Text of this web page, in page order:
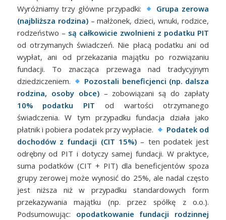
Wyróżniamy trzy główne przypadki:
Grupa zerowa
(najbliższa rodzina)– małżonek, dzieci, wnuki, rodzice,
rodzeństwo – są całkowicie zwolnieni z podatku PIT
od otrzymanych świadczeń. Nie płacą podatku ani od
wypłat, ani od przekazania majątku po rozwiązaniu
fundacji. To znacząca przewaga nad tradycyjnym
dziedziczeniem.
Pozostali beneficjenci (np. dalsza
rodzina, osoby obce)– zobowiązani są do zapłaty
10% podatku PIT od wartości otrzymanego
świadczenia. W tym przypadku fundacja działa jako
płatnik i pobiera podatek przy wypłacie.
Podatek od
dochodów z fundacji (CIT 15%) – ten podatek jest
odrębny od PIT i dotyczy samej fundacji. W praktyce,
suma podatków (CIT + PIT) dla beneficjentów spoza
grupy zerowej może wynosić do 25%, ale nadal często
jest niższa niż w przypadku standardowych form
przekazywania majątku (np. przez spółkę z o.o.).
Podsumowując: opodatkowanie fundacji rodzinnej